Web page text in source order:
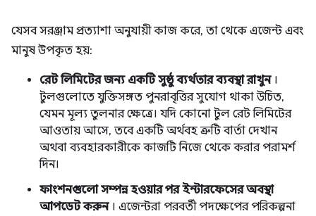
যেসব সরঞ্জাম প্রত্যাশা অনুযায়ী কাজ করে, তা থেকে এজেন্ট এবং
মানুষ উপকৃত হয়:
রেট লিমিটের জন্য একটি সুষ্ঠু ব্যর্থতার ব্যবস্থা রাখুন।
টুলগুলোতে যুক্তিসঙ্গত পুনরাবৃত্তির সুযোগ থাকা উচিত,
যেমন মূল্য তুলনার ক্ষেত্রে। যদি কোনো টুল রেট লিমিটের
আওতায় আসে, তবে একটি অর্থবহ ত্রুটি বার্তা দেখান
অথবা ব্যবহারকারীকে কাজটি নিজে থেকে করার পরামর্শ
দিন।
ফাংশনগুলো সম্পন্ন হওয়ার পর ইন্টারফেসের অবস্থা
আপডেট করুন। এজেন্টরা পরবর্তী পদক্ষেপের পরিকল্পনা